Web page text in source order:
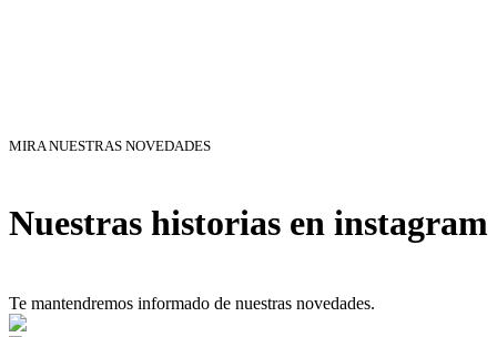
MIRA NUESTRAS NOVEDADES
Nuestras historias en instagram
Te mantendremos informado de nuestras novedades.